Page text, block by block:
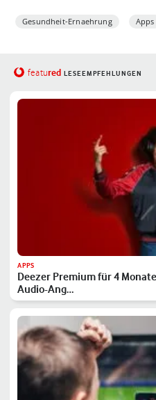
Gesundheit-Ernaehrung Apps
featured LESEEMPFEHLUNGEN
APPS
Deezer Premium für 4
Audio-Ang…